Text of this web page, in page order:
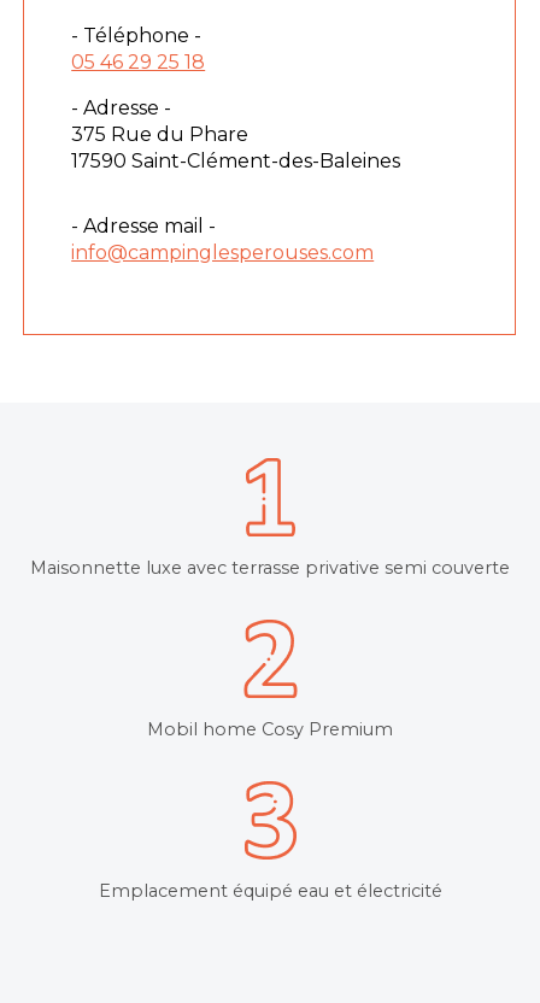
Maisonnette luxe avec terrasse privative semi couverte
Mobil home Cosy Premium
Emplacement équipé eau et électricité
- Téléphone -
05 46 29 25 18
- Adresse -
375 Rue du Phare
17590 Saint-Clément-des-Baleines
- Adresse mail -
info@campinglesperouses.com